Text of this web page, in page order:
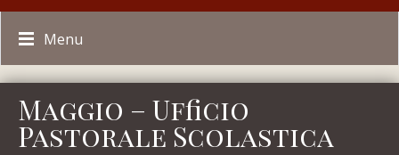
Menu
Maggio – Ufficio
Pastorale Scolastica